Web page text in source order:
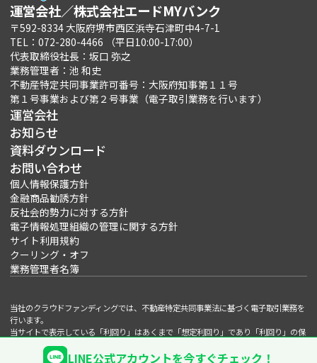
運営会社／株式会社エードMYバンク
〒592-8334 大阪府堺市西区浜寺石津町中4-7-1
TEL：072-280-4466 （平日10:00-17:00）
代表取締役社長：坂口 弥之
業務管理者：池 和史
不動産特定共同事業許可番号：大阪府知事第１１号
第１号事業および第２号事業（電子取引業務を行います）
運営会社
お知らせ
資料ダウンロード
お問い合わせ
個人情報保護方針
金融商品勧誘方針
反社会的勢力に対する方針
電子情報処理組織の管理に関する方針
サイト利用規約
クーリング・オフ
業務管理者名簿
当社のクラウドファンディングでは、不動産特定共同事業法に基づく電子取引業務を
行います。
当サイトで表示している「利回り」はあくまで「想定利回り」であり「利回り」の保
証は出資法に基づき一切行っておりません。
LINE公式アカウントを今すぐチェック！